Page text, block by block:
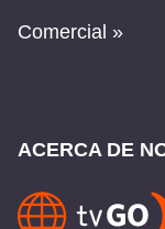
Comercial »
ACERCA DE